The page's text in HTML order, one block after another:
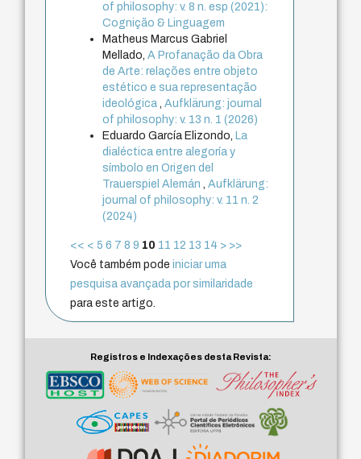
of philosophy: v. 8 n. esp (2021):
Cognição & Linguagem
Matheus Marcus Gabriel
Mellado,A Profanação da Obra
de Arte: relações entre objeto
estético e sua representação
ideológica,Aufklärung: journal
of philosophy: v. 13 n. 1 (2026)
Eduardo García Elizondo, La
dialéctica entre alegoría y
símbolo en Origen del
Trauerspiel Alemán,Aufklärung:
journal of philosophy: v. 11 n. 2
(2024)
<< < 5 6 7 8 9 10 11 12 13 14 > >>
Você também podeiniciar uma
pesquisa avançada por similaridade
para este artigo.
Registros e Indexações desta Revista: